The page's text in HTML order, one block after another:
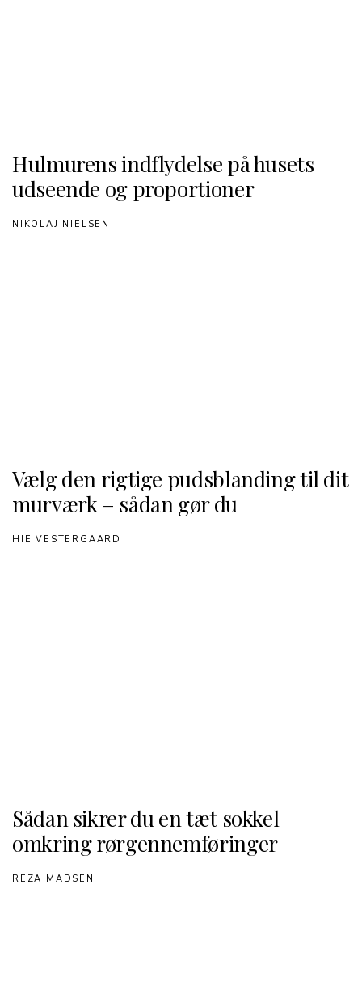
Hulmurens indflydelse på husets
udseende og proportioner
NIKOLAJ NIELSEN
Vælg den rigtige pudsblanding til dit
murværk – sådan gør du
HIE VESTERGAARD
Sådan sikrer du en tæt sokkel
omkring rørgennemføringer
REZA MADSEN